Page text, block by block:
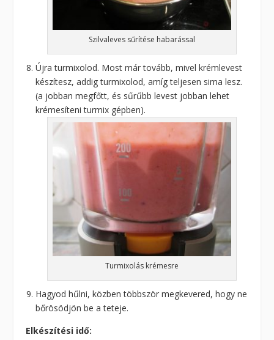
Szilvaleves sűrítése habarással
Újra turmixolod. Most már tovább, mivel krémlevest
készítesz, addig turmixolod, amíg teljesen sima lesz.
(a jobban megfőtt, és sűrűbb levest jobban lehet
krémesíteni turmix gépben).
Turmixolás krémesre
Hagyod hűlni, közben többször megkevered, hogy ne
bőrösödjön be a teteje.
Elkészítési idő: